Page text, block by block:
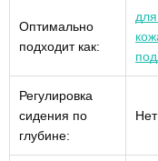
Оптимально
подходит как:
Регулировка
сидения по
глубине:
Нет